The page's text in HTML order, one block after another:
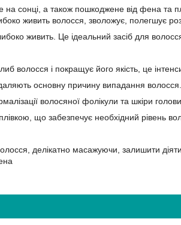
сонці, а також пошкоджене від фена та
живить волосся, зволожує, полегшує
живить. Це ідеальний засіб для
волосся і покращує його якість, це
основну причину випадання волосся.
волосяної фолікули та шкіри голови.
що забезпечує необхідний рівень
делікатно масажуючи, залишити